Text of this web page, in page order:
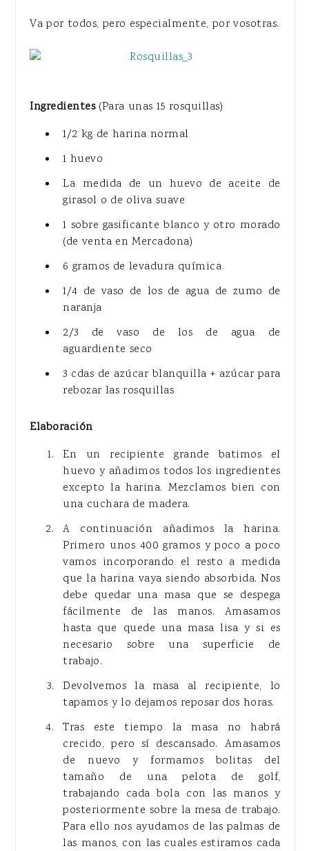
Va por todos, pero especialmente, por vosotras.
Ingredientes (Para unas 15 rosquillas)
1/2 kg de harina normal
1 huevo
La medida de un huevo de aceite de
girasol o de oliva suave
1 sobre gasificante blanco y otro morado
(de venta en Mercadona)
6 gramos de levadura química
1/4 de vaso de los de agua de zumo de
naranja
2/3 de vaso de los de agua de
aguardiente seco
3 cdas de azúcar blanquilla + azúcar para
rebozar las rosquillas
Elaboración
En un recipiente grande batimos el
huevo y añadimos todos los ingredientes
excepto la harina. Mezclamos bien con
una cuchara de madera.
A continuación añadimos la harina.
Primero unos 400 gramos y poco a poco
vamos incorporando el resto a medida
que la harina vaya siendo absorbida. Nos
debe quedar una masa que se despega
fácilmente de las manos. Amasamos
hasta que quede una masa lisa y si es
necesario sobre una superficie de
trabajo.
Devolvemos la masa al recipiente, lo
tapamos y lo dejamos reposar dos horas.
Tras este tiempo la masa no habrá
crecido, pero sí descansado. Amasamos
de nuevo y formamos bolitas del
tamaño de una pelota de golf,
trabajando cada bola con las manos y
posteriormente sobre la mesa de trabajo.
Para ello nos ayudamos de las palmas de
las manos, con las cuales estiramos cada